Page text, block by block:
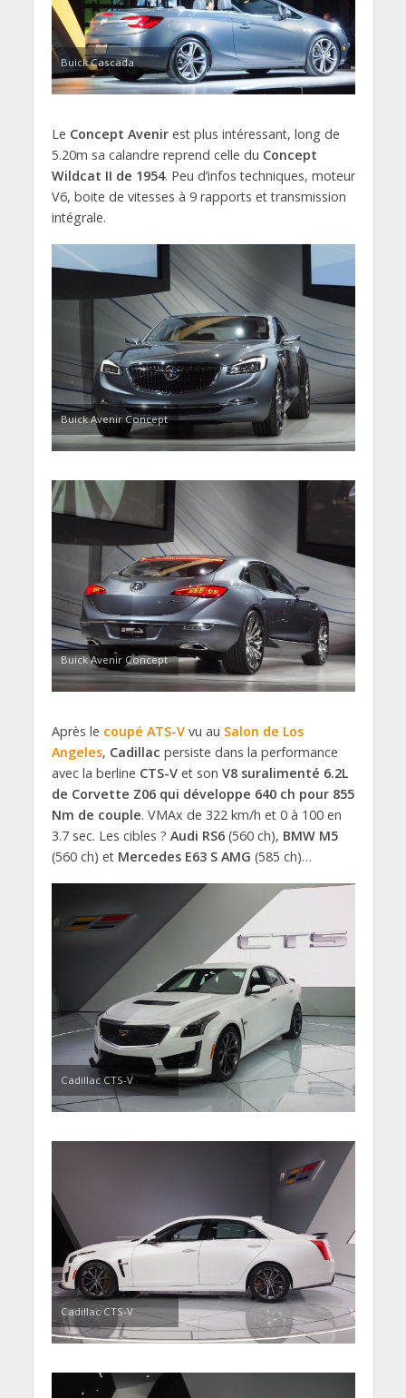
Buick Cascada
Le Concept Avenirest plus intéressant, long de
5.20m sa calandre reprend celle du Concept
Wildcat II de 1954. Peu d’infos techniques, moteur
V6, boite de vitesses à 9 rapports et transmission
intégrale.
Buick Avenir Concept
Buick Avenir Concept
Après le coupé ATS-Vvu au Salon de Los
Angeles, Cadillac persiste dans la performance
avec la berline CTS-Vet son V8 suralimenté 6.2L
de Corvette Z06 qui développe 640 ch pour 855
Nm de couple. VMAx de 322 km/h et 0 à 100 en
3.7 sec. Les cibles ? Audi RS6(560 ch), BMW M5
(560 ch) et Mercedes E63 S AMG (585 ch)…
Cadillac CTS-V
Cadillac CTS-V